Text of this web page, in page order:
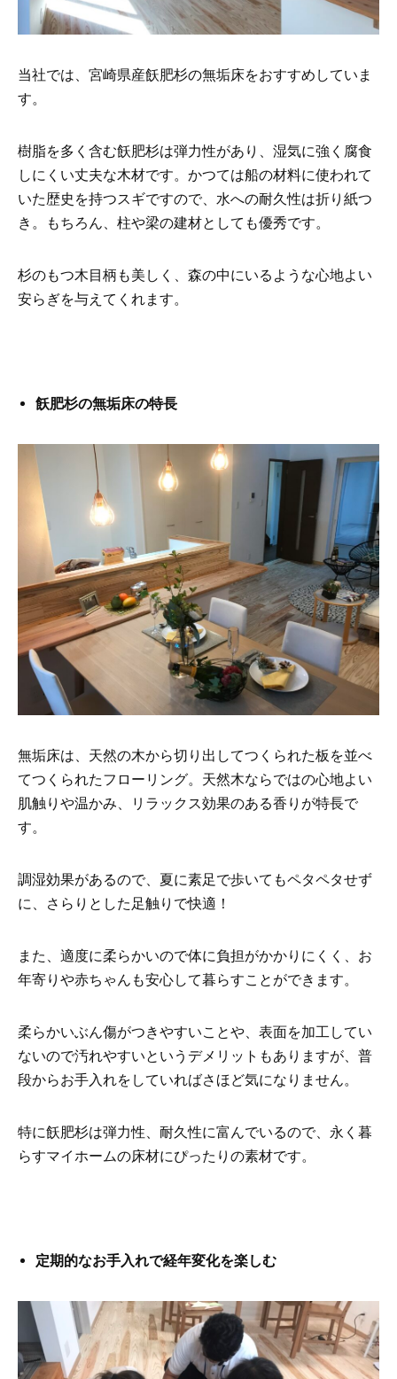
当社では、宮崎県産飫肥杉の無垢床をおすすめしていま
す。
樹脂を多く含む飫肥杉は弾力性があり、湿気に強く腐食
しにくい丈夫な木材です。かつては船の材料に使われて
いた歴史を持つスギですので、水への耐久性は折り紙つ
き。もちろん、柱や梁の建材としても優秀です。
杉のもつ木目柄も美しく、森の中にいるような心地よい
安らぎを与えてくれます。
飫肥杉の無垢床の特長
無垢床は、天然の木から切り出してつくられた板を並べ
てつくられたフローリング。天然木ならではの心地よい
肌触りや温かみ、リラックス効果のある香りが特長で
す。
調湿効果があるので、夏に素足で歩いてもペタペタせず
に、さらりとした足触りで快適！
また、適度に柔らかいので体に負担がかかりにくく、お
年寄りや赤ちゃんも安心して暮らすことができます。
柔らかいぶん傷がつきやすいことや、表面を加工してい
ないので汚れやすいというデメリットもありますが、普
段からお手入れをしていればさほど気になりません。
特に飫肥杉は弾力性、耐久性に富んでいるので、永く暮
らすマイホームの床材にぴったりの素材です。
定期的なお手入れで経年変化を楽しむ